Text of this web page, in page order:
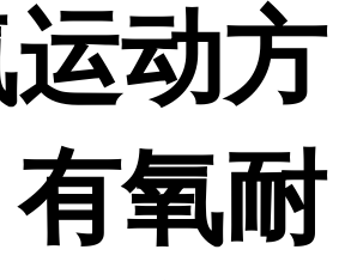
动方
氧耐